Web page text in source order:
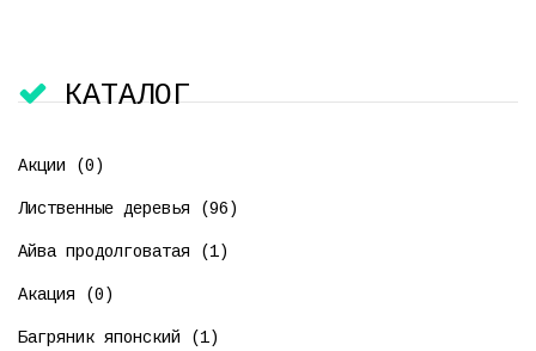
КАТАЛОГ
Акции (0)
Лиственные деревья (96)
Айва продолговатая (1)
Акация (0)
Багряник японский (1)